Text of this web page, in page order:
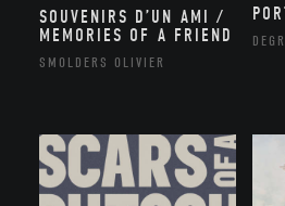
SOUVENIRS D’UN AMI /
MEMORIES OF A FRIEND
SMOLDERS OLIVIER